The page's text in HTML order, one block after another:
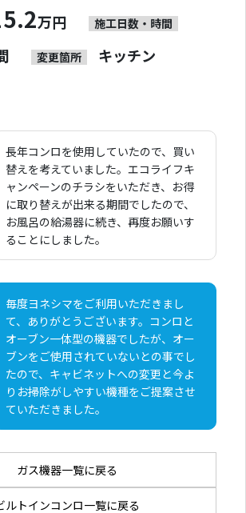
万円 施工日数・時間
変更箇所 キッチン
長年コンロを使用していたので、買い
替えを考えていました。エコライフキ
ャンペーンのチラシをいただき、お得
に取り替えが出来る期間でしたので、
お風呂の給湯器に続き、再度お願いす
ることにしました。
毎度ヨネシマをご利用いただきまし
て、ありがとうございます。コンロと
オーブン一体型の機器でしたが、オー
ブンをご使用されていないとの事でし
たので、キャビネットへの変更と今よ
りお掃除がしやすい機種をご提案させ
ていただきました。
ガス機器一覧に戻る
ルトインコンロ一覧に戻る